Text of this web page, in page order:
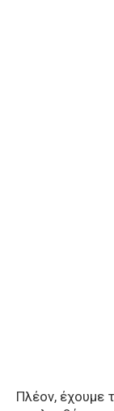
Πλέον, έχουμε